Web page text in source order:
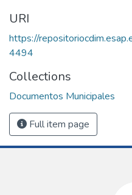
URI
https://
4494
Collections
Documentos Municipales
Full item page